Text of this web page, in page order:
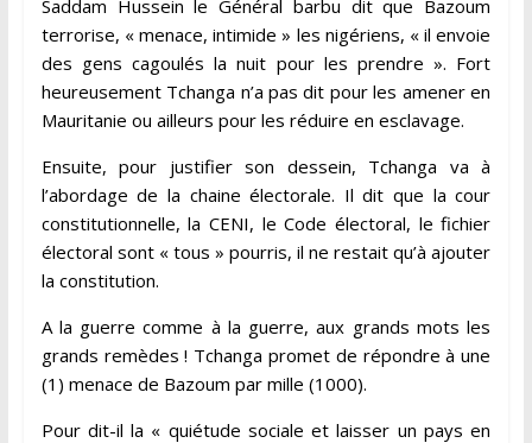
Saddam Hussein le Général barbu dit que Bazoum
terrorise, « menace, intimide » les nigériens, « il envoie
des gens cagoulés la nuit pour les prendre ». Fort
heureusement Tchanga n’a pas dit pour les amener en
Mauritanie ou ailleurs pour les réduire en esclavage.
Ensuite, pour justifier son dessein, Tchanga va à
l’abordage de la chaine électorale. Il dit que la cour
constitutionnelle, la CENI, le Code électoral, le fichier
électoral sont « tous » pourris, il ne restait qu’à ajouter
la constitution.
A la guerre comme à la guerre, aux grands mots les
grands remèdes ! Tchanga promet de répondre à une
(1) menace de Bazoum par mille (1000).
Pour dit-il la « quiétude sociale et laisser un pays en